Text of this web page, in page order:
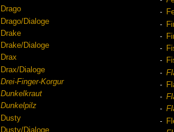
Drago
Drago/Dialoge
Drake
Drake/Dialoge
Drax
Drax/Dialoge
Drei-Finger-Korgur
Dunkelkraut
Dunkelpilz
Dusty
Dusty/Dialoge